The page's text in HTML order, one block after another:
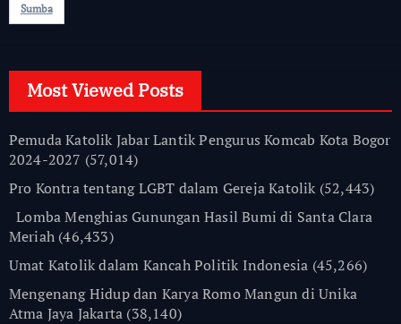
Sumba
Most Viewed Posts
Pemuda Katolik Jabar Lantik Pengurus Komcab Kota Bogor
2024-2027 (57,014)
Pro Kontra tentang LGBT dalam Gereja Katolik (52,443)
Lomba Menghias Gunungan Hasil Bumi di Santa Clara
Meriah (46,433)
Umat Katolik dalam Kancah Politik Indonesia (45,266)
Mengenang Hidup dan Karya Romo Mangun di Unika
Atma Jaya Jakarta (38,140)